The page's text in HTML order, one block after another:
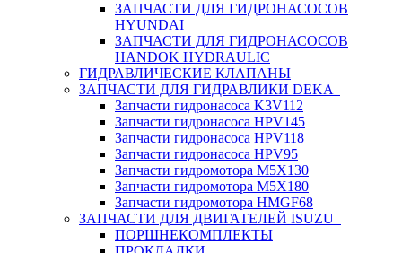
ЗАПЧАСТИ ДЛЯ ГИДРОНАСОСОВ
HYUNDAI
ЗАПЧАСТИ ДЛЯ ГИДРОНАСОСОВ
HANDOK HYDRAULIC
ГИДРАВЛИЧЕСКИЕ КЛАПАНЫ
ЗАПЧАСТИ ДЛЯ ГИДРАВЛИКИ DEKA
Запчасти гидронасоса K3V112
Запчасти гидронасоса HPV145
Запчасти гидронасоса HPV118
Запчасти гидронасоса HPV95
Запчасти гидромотора M5X130
Запчасти гидромотора M5X180
Запчасти гидромотора HMGF68
ЗАПЧАСТИ ДЛЯ ДВИГАТЕЛЕЙ ISUZU
ПОРШНЕКОМПЛЕКТЫ